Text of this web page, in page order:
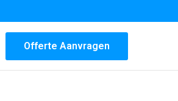
Offerte Aanvragen